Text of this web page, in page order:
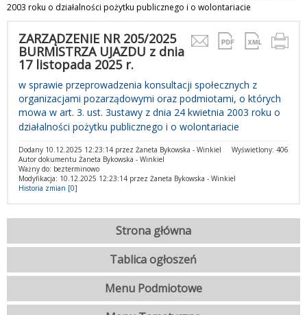
2003 roku o działalności pożytku publicznego i o wolontariacie
ZARZĄDZENIE NR 205/2025
BURMISTRZA UJAZDU z dnia
17 listopada 2025 r.
w sprawie przeprowadzenia konsultacji społecznych z
organizacjami pozarządowymi oraz podmiotami, o których
mowa w art. 3. ust. 3ustawy z dnia 24 kwietnia 2003 roku o
działalności pożytku publicznego i o wolontariacie
Wyświetlony: 406
Dodany 10.12.2025 12:23:14 przez Żaneta Bykowska - Winkiel
Autor dokumentu Żaneta Bykowska - Winkiel
Ważny do: bezterminowo
Modyfikacja: 10.12.2025 12:23:14 przez Żaneta Bykowska - Winkiel
Historia zmian [0]
Strona główna
Tablica ogłoszeń
Menu Podmiotowe